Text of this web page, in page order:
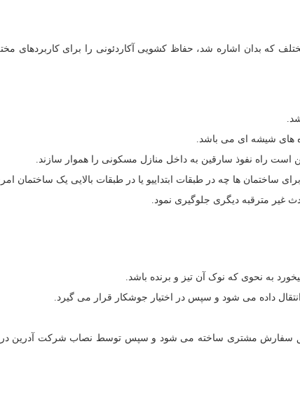
که بدان اشاره شد، حفاظ کشویی آکاردئونی را برای کاربردهای
های شیشه ای می باشد.
است راه نفوذ سارقین به داخل منازل مسکونی را هموار سازند.
ساختمان ها چه در طبقات ابتداییو یا در طبقات بالایی یک ساختمان
غیر مترقبه دیگری جلوگیری نمود.
به نحوی که نوک آن تیز و برنده باشد.
داده می شود و سپس در اختیار جوشکار قرار می گیرد.
سفارش مشتری ساخته می شود و سپس توسط نصاب شرکت آدرین